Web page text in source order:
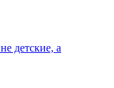
детские, а